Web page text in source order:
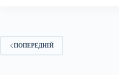
ПОПЕРЕДНІЙ